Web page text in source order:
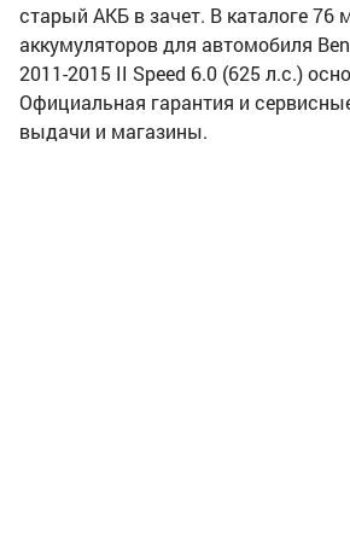
старый АКБ в зачет. В каталоге 76
аккумуляторов для автомобиля
2011-2015 II Speed 6.0 (625 л.с.)
Официальная гарантия и
выдачи и магазины.